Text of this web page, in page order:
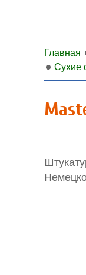
Главная
Сухие